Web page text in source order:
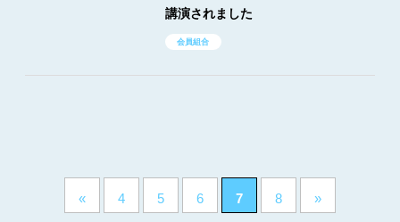
講演されました
会員組合
« 4 5 6 7 8 »